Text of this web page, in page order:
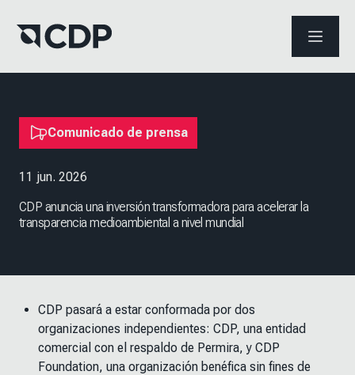
ABRIR
Comunicado de prensa
11 jun. 2026
CDP anuncia una inversión transformadora para acelerar la
transparencia medioambiental a nivel mundial
CDP pasará a estar conformada por dos
organizaciones independientes: CDP, una entidad
comercial con el respaldo de Permira, y CDP
Foundation, una organización benéfica sin fines de